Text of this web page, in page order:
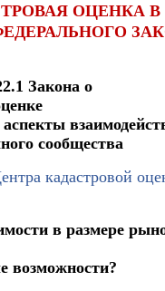
ОЦЕНКА В
Закона о
сообщества
кадастровой
в размере